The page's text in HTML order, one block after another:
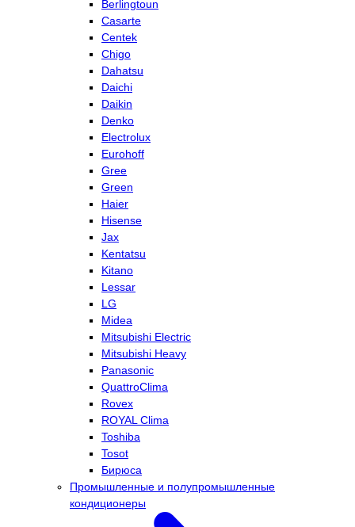
Berlingtoun
Casarte
Centek
Chigo
Dahatsu
Daichi
Daikin
Denko
Electrolux
Eurohoff
Gree
Green
Haier
Hisense
Jax
Kentatsu
Kitano
Lessar
LG
Midea
Mitsubishi Electric
Mitsubishi Heavy
Panasonic
QuattroClima
Rovex
ROYAL Clima
Toshiba
Tosot
Бирюса
Промышленные и полупромышленные
кондиционеры